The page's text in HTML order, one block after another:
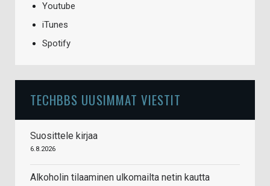
Youtube
iTunes
Spotify
TECHBBS UUSIMMAT VIESTIT
Suosittele kirjaa
6.8.2026
Alkoholin tilaaminen ulkomailta netin kautta